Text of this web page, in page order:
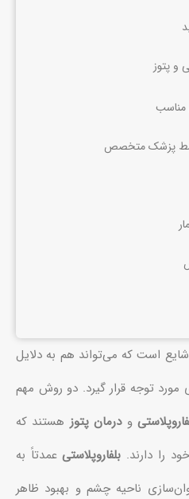
و پتوز
مناسب
است که می‌تواند هم به دلایل
مورد توجه قرار گیرد. دو روش مهم
ودرمان پتوز هستند که
را دارند. بلفاروپلاستیعمدتاً به
ناحیه چشم و بهبود ظاهر